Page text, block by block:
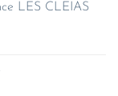
LES CLEIAS